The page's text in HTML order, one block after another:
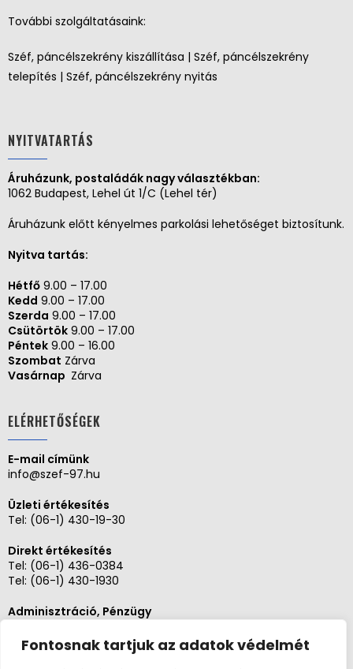
Fontosnak tartjuk az adatok védelmét
További szolgáltatásaink:
Széf, páncélszekrény kiszállítása | Széf, páncélszekrény
telepítés | Széf, páncélszekrény nyitás
NYITVATARTÁS
Áruházunk, postaládák nagy választékban:
1062 Budapest, Lehel út 1/C (Lehel tér)
Áruházunk előtt kényelmes parkolási lehetőséget biztosítunk.
Nyitva tartás:
Hétfő 9.00 – 17.00
Kedd 9.00 – 17.00
Szerda 9.00 – 17.00
Csütörtök 9.00 – 17.00
Péntek 9.00 – 16.00
Szombat Zárva
Vasárnap Zárva
ELÉRHETŐSÉGEK
E-mail címünk
info@szef-97.hu
Üzleti értékesítés
Tel: (06-1) 430-19-30
Direkt értékesítés
Tel: (06-1) 436-0384
Tel: (06-1) 430-1930
Adminisztráció, Pénzügy
Szerviz és karbantartás